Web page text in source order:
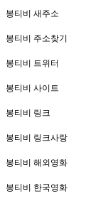
봉티비 새주소
봉티비 주소찾기
봉티비 트위터
봉티비 사이트
봉티비 링크
봉티비 링크사랑
봉티비 해외영화
봉티비 한국영화